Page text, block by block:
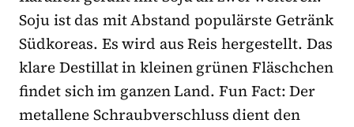
Soju ist das mit Abstand populärste Getränk
Südkoreas. Es wird aus Reis hergestellt. Das
klare Destillat in kleinen grünen Fläschchen
findet sich im ganzen Land. Fun Fact: Der
metallene Schraubverschluss dient den